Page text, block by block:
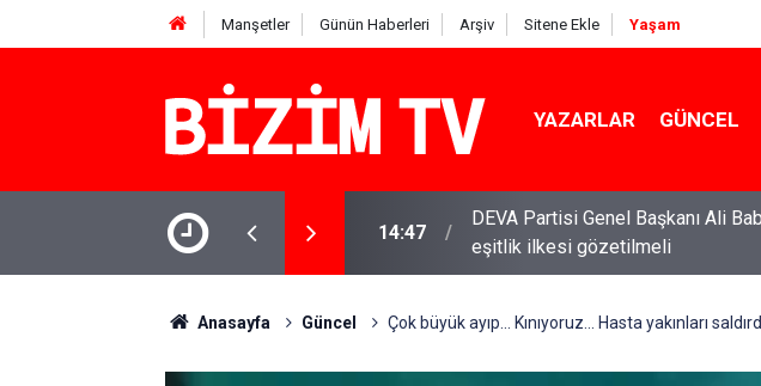
Manşetler Günün Haberleri Arşiv Sitene Ekle Yaşam
YAZARLAR GÜNCEL
Gram, çeyrek ve Cumhuriyet altını bugün
14:47
DEVA Partisi Genel Başkanı Ali
eşitlik ilkesi gözetilmeli
Anasayfa Güncel Çok büyük ayıp... Kınıyoruz... Hasta yakınları